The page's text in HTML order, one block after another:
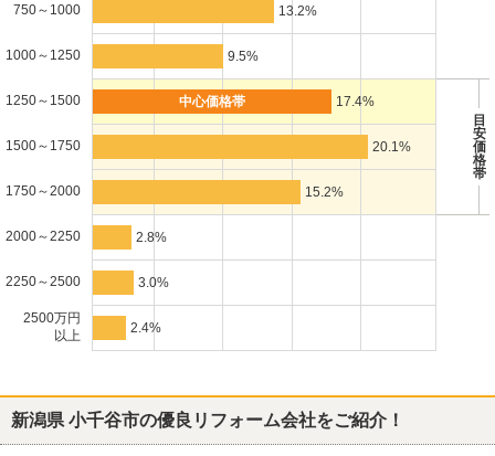
750～1000 13.2%
1000～1250 9.5%
1250～1500
17.4%
目
安
価
格
帯
1500～1750 20.1%
1750～2000 15.2%
2000～2250 2.8%
2250～2500 3.0%
2500万円
以上
2.4%
新潟県 小千谷市の優良リフォーム会社をご紹介！